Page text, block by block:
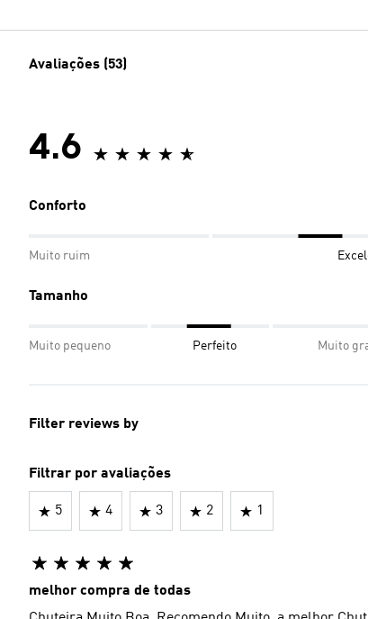
Avaliações (53)
4.6
Conforto
Muito ruim
Tamanho
Muito pequeno Perfeito Muito
Filter reviews by
Filtrar por avaliações
5 4 3 2 1
melhor compra de todas